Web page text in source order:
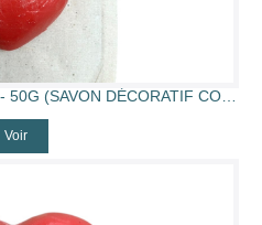
SAVON DÉCORATIF COEUR - 50G (SAVON DÉCORATIF COEUR - 50G)
Voir